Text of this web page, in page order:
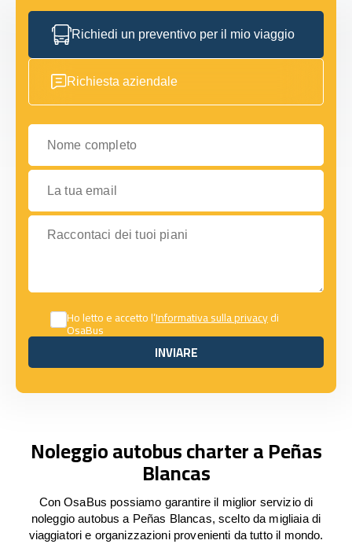
Richiedi un preventivo per il mio viaggio
Richiesta aziendale
Nome completo
La tua email
Raccontaci dei tuoi piani
Ho letto e accetto l’Informativa sulla privacydi
OsaBus
INVIARE
INVIARE
Noleggio autobus charter a Peñas
Blancas
Con OsaBus possiamo garantire il miglior servizio di
noleggio autobus a Peñas Blancas, scelto da migliaia di
viaggiatori e organizzazioni provenienti da tutto il mondo.